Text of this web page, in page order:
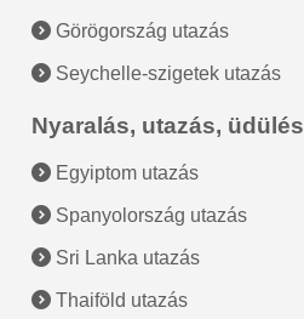
Görögország utazás
Seychelle-szigetek utazás
Nyaralás, utazás, üdülés
Egyiptom utazás
Spanyolország utazás
Sri Lanka utazás
Thaiföld utazás